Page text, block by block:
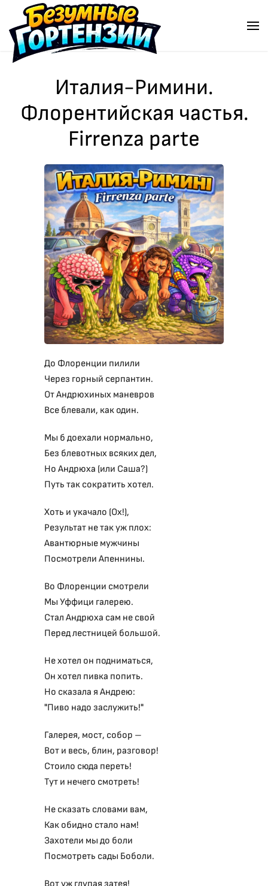
Перейти к содержимому
Италия-Римини.
Флорентийская частья.
Firrenza parte
До Флоренции пилили
Через горный серпантин.
От Андрюхиных маневров
Все блевали, как один.
Мы б доехали нормально,
Без блевотных всяких дел,
Но Андрюха (или Саша?)
Путь так сократить хотел.
Хоть и укачало (Ох!),
Результат не так уж плох:
Авантюрные мужчины
Посмотрели Апеннины.
Во Флоренции смотрели
Мы Уффици галерею.
Стал Андрюха сам не свой
Перед лестницей большой.
Не хотел он подниматься,
Он хотел пивка попить.
Но сказала я Андрею:
"Пиво надо заслужить!"
Галерея, мост, собор –
Вот и весь, блин, разговор!
Стоило сюда переть!
Тут и нечего смотреть!
Не сказать словами вам,
Как обидно стало нам!
Захотели мы до боли
Посмотреть сады Боболи.